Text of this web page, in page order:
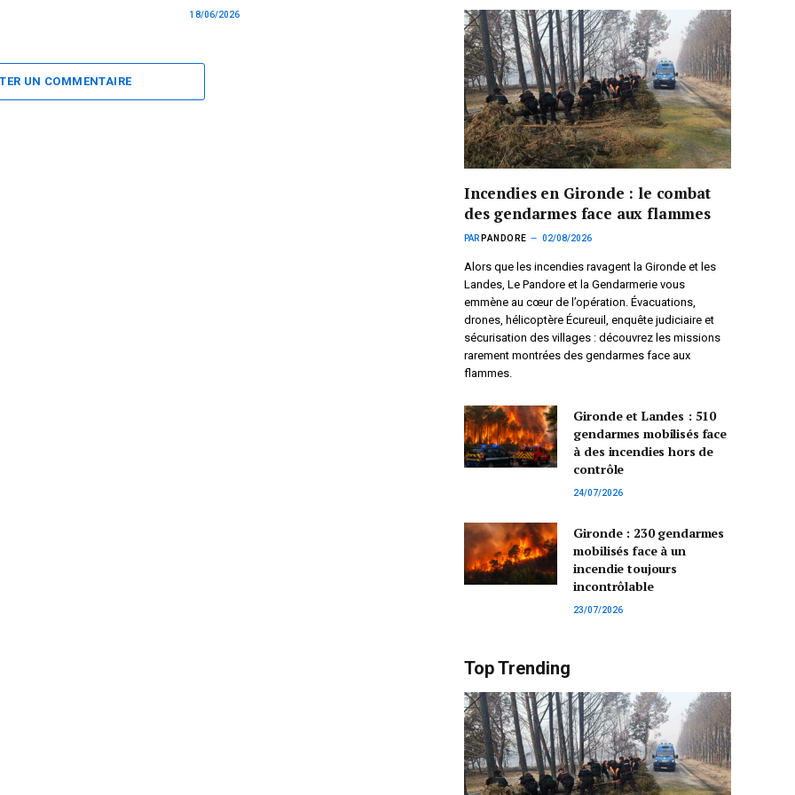
18/06/2026
UN COMMENTAIRE
Incendies en Gironde : le combat
des gendarmes face aux flammes
PAR PANDORE 02/08/2026
Alors que les incendies ravagent la Gironde et les
Landes, Le Pandore et la Gendarmerie vous
emmène au cœur de l’opération. Évacuations,
drones, hélicoptère Écureuil, enquête judiciaire et
sécurisation des villages : découvrez les missions
rarement montrées des gendarmes face aux
flammes.
Gironde et Landes : 510
gendarmes mobilisés face
à des incendies hors de
contrôle
24/07/2026
Gironde : 230 gendarmes
mobilisés face à un
incendie toujours
incontrôlable
23/07/2026
Top Trending